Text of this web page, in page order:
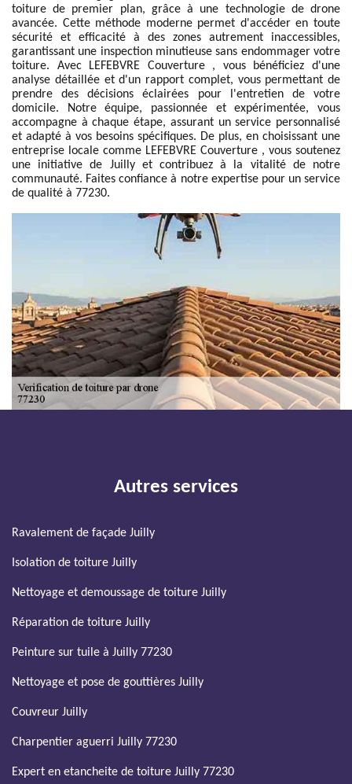
toiture de premier plan, grâce à une technologie de drone
avancée. Cette méthode moderne permet d'accéder en toute
sécurité et efficacité à des zones autrement inaccessibles,
garantissant une inspection minutieuse sans endommager votre
toiture. Avec LEFEBVRE Couverture , vous bénéficiez d'une
analyse détaillée et d'un rapport complet, vous permettant de
prendre des décisions éclairées pour l'entretien de votre
domicile. Notre équipe, passionnée et expérimentée, vous
accompagne à chaque étape, assurant un service personnalisé
et adapté à vos besoins spécifiques. De plus, en choisissant une
entreprise locale comme LEFEBVRE Couverture , vous soutenez
une initiative de Juilly et contribuez à la vitalité de notre
communauté. Faites confiance à notre expertise pour un service
de qualité à 77230.
Autres services
Ravalement de façade Juilly
Isolation de toiture Juilly
Nettoyage et demoussage de toiture Juilly
Réparation de toiture Juilly
Peinture sur tuile à Juilly 77230
Nettoyage et pose de gouttières Juilly
Couvreur Juilly
Charpentier aguerri Juilly 77230
Expert en etancheite de toiture Juilly 77230